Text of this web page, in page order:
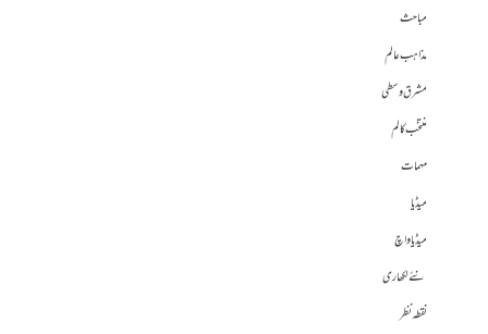
مباحث
مذاہب عالم
مشرق وسطی
منتخب کالم
مہمات
میڈیا
میڈیا واچ
نئے لکھاری
نقطہ نظر